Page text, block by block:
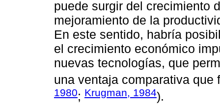
puede surgir del crecimiento
mejoramiento de la
En este sentido, habría
el crecimiento económico
nuevas tecnologías, que
una ventaja comparativa
1980; Krugman, 1984).